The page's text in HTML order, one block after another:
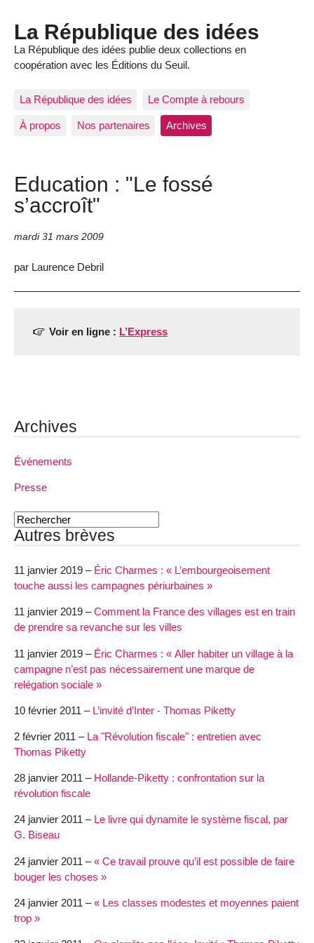
La République des idées
La République des idées publie deux collections en
coopération avec les Éditions du Seuil.
La République des idées Le Compte à rebours
À propos Nos partenaires Archives
Education : "Le fossé
s’accroît"
mardi 31 mars 2009
par Laurence Debril
Voir en ligne : L’Express
Archives
Événements
Presse
Autres brèves
11 janvier 2019 – Éric Charmes : « L’embourgeoisement
touche aussi les campagnes périurbaines »
11 janvier 2019 –Comment la France des villages est en train
de prendre sa revanche sur les villes
11 janvier 2019 – Éric Charmes : « Aller habiter un village à la
campagne n’est pas nécessairement une marque de
relégation sociale »
10 février 2011 – L’invité d’Inter - Thomas Piketty
2 février 2011 – La "Révolution fiscale" : entretien avec
Thomas Piketty
28 janvier 2011 – Hollande-Piketty : confrontation sur la
révolution fiscale
24 janvier 2011 – Le livre qui dynamite le système fiscal, par
G. Biseau
24 janvier 2011 –« Ce travail prouve qu’il est possible de faire
bouger les choses »
24 janvier 2011 –« Les classes modestes et moyennes paient
trop »